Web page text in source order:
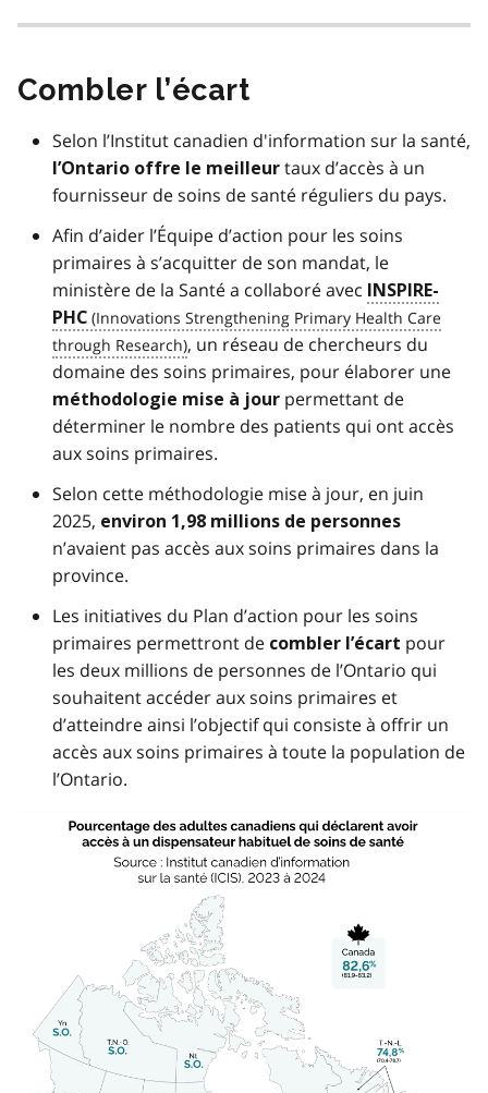
Combler l’écart
Selon l’Institut canadien d'information sur la santé,
l’Ontario offre le meilleur taux d’accès à un
fournisseur de soins de santé réguliers du pays.
Afin d’aider l’Équipe d’action pour les soins
primaires à s’acquitter de son mandat, le
ministère de la Santé a collaboré avec INSPIRE-
PHC
, un réseau de chercheurs du
domaine des soins primaires, pour élaborer une
méthodologie mise à jour permettant de
déterminer le nombre des patients qui ont accès
aux soins primaires.
Selon cette méthodologie mise à jour, en juin
2025, environ 1,98 millions de personnes
n’avaient pas accès aux soins primaires dans la
province.
Les initiatives du Plan d’action pour les soins
primaires permettront de combler l’écart pour
les deux millions de personnes de l’Ontario qui
souhaitent accéder aux soins primaires et
d’atteindre ainsi l’objectif qui consiste à offrir un
accès aux soins primaires à toute la population de
l’Ontario.